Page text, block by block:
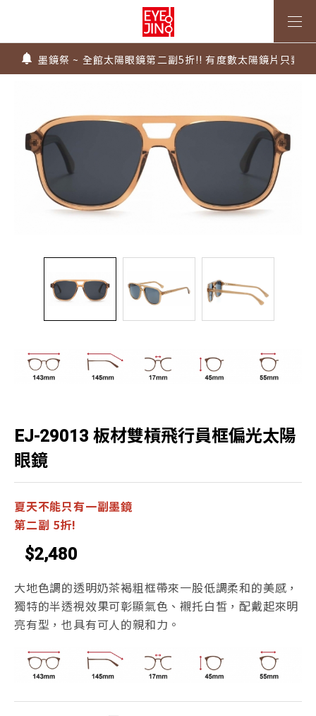
上傳處方，建立度數即贈 $300 優惠券！
不知道度數也能配鏡～愛鏡合作門市全台啟動中
墨鏡祭 ~ 全館太陽眼鏡第二副5折!! 有度數太陽鏡片只要
Super Sale！精選鏡框 6 折起！
1.61 / 1.67 濾藍光「配到好」，只要 $2730 起！
EJ-29013 板材雙槓飛行員框偏光太陽
眼鏡
夏天不能只有一副墨鏡
第二副 5折!
$2,480
大地色調的透明奶茶褐粗框帶來一股低調柔和的美感，
獨特的半透視效果可彰顯氣色、襯托白皙，配戴起來明
亮有型，也具有可人的親和力。